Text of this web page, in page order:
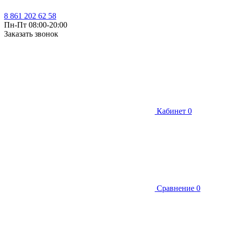
8 861 202 62 58
Пн-Пт 08:00-20:00
Заказать звонок
Кабинет 0
Сравнение 0